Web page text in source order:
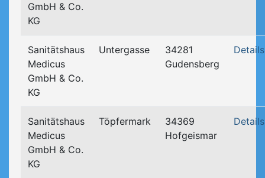
GmbH & Co.
KG
Sanitätshaus
Medicus
GmbH & Co.
KG
Untergasse
34281
Gudensberg
Details
Sanitätshaus
Medicus
GmbH & Co.
KG
Töpfermark
34369
Hofgeismar
Details